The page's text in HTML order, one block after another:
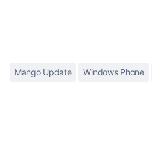
Mango Update Windows Phone